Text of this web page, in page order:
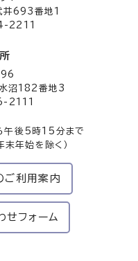
井693番地1
2211
沼182番地3
2111
午後5時15分まで
末年始を除く）
ご利用案内
せフォーム